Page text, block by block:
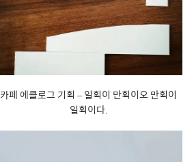
카페 에클로그 기획 – 일획이 만획이오 만획이
일획이다.